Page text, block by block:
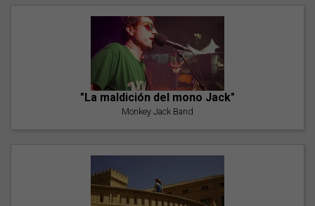
"La maldición del mono Jack"
Monkey Jack Band